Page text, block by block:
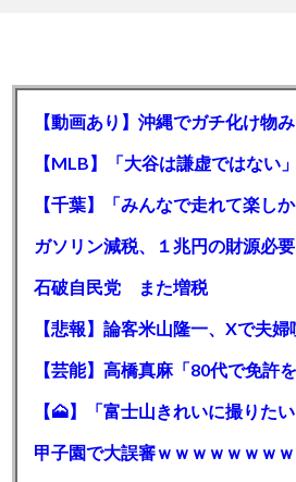
【動画あり】沖縄でガチ化け物
石破自民党 また増税
甲子園で大誤審ｗｗｗｗｗｗｗｗ